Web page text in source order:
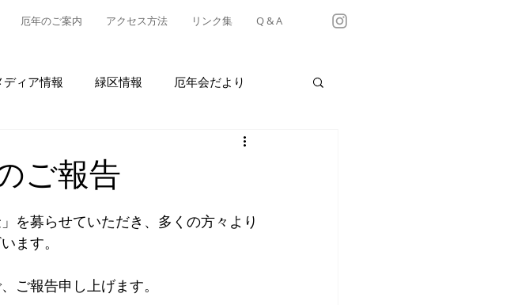
厄年のご案内 アクセス方法 リンク集 Q & A
ディア情報 緑区情報 厄年会だより
グルメ・テイクアウト情報
ご報告
を募らせていただき、多くの方々より
ます。
ご報告申し上げます。